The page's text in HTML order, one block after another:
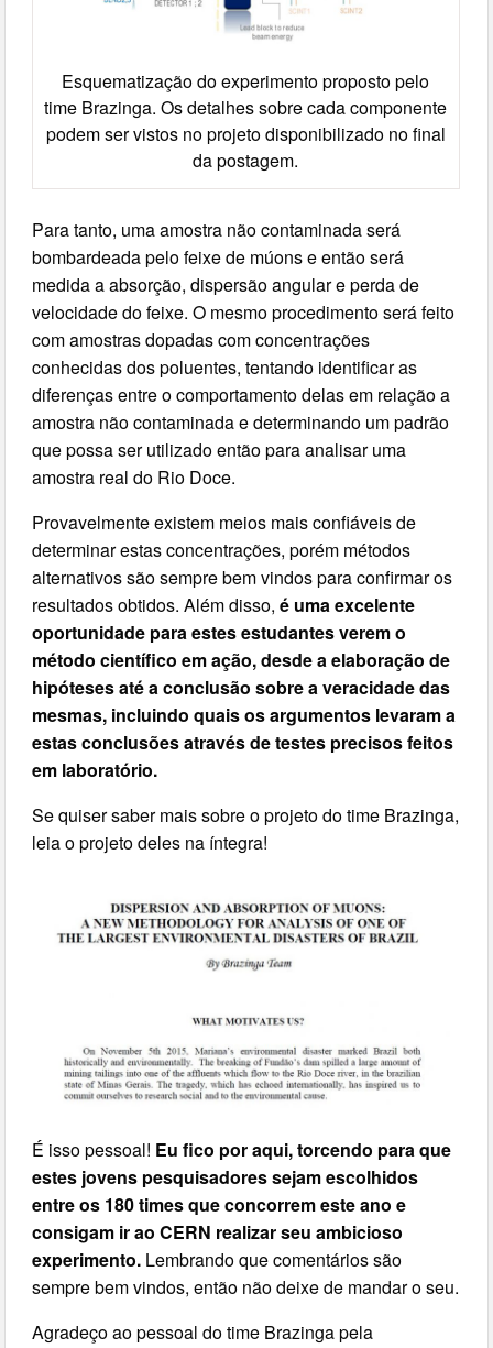
Esquematização do experimento proposto pelo
time Brazinga. Os detalhes sobre cada componente
podem ser vistos no projeto disponibilizado no final
da postagem.
Para tanto, uma amostra não contaminada será
bombardeada pelo feixe de múons e então será
medida a absorção, dispersão angular e perda de
velocidade do feixe. O mesmo procedimento será feito
com amostras dopadas com concentrações
conhecidas dos poluentes, tentando identificar as
diferenças entre o comportamento delas em relação a
amostra não contaminada e determinando um padrão
que possa ser utilizado então para analisar uma
amostra real do Rio Doce.
Provavelmente existem meios mais confiáveis de
determinar estas concentrações, porém métodos
alternativos são sempre bem vindos para confirmar os
resultados obtidos. Além disso,é uma excelente
oportunidade para estes estudantes verem o
método científico em ação, desde a elaboração de
hipóteses até a conclusão sobre a veracidade das
mesmas, incluindo quais os argumentos levaram a
estas conclusões através de testes precisos feitos
em laboratório.
Se quiser saber mais sobre o projeto do time Brazinga,
leia o projeto deles na íntegra!
É isso pessoal! Eu fico por aqui, torcendo para que
estes jovens pesquisadores sejam escolhidos
entre os 180 times que concorrem este ano e
consigam ir ao CERN realizar seu ambicioso
experimento. Lembrando que comentários são
sempre bem vindos, então não deixe de mandar o seu.
Agradeço ao pessoal do time Brazinga pela